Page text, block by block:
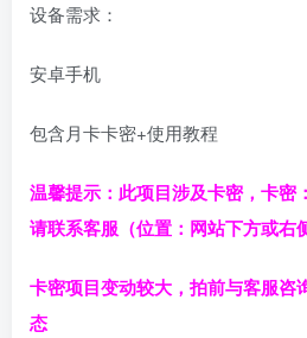
设备需求：
安卓手机
包含月卡卡密+使用教程
温馨提示：此项目涉及卡密，卡密
请联系客服（位置：网站下方或右
卡密项目变动较大，拍前与客服咨
态